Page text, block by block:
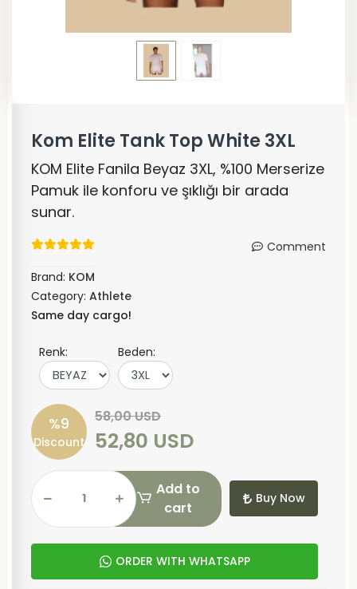
Kom Elite Tank Top White 3XL
KOM Elite Fanila Beyaz 3XL, %100 Merserize
Pamuk ile konforu ve şıklığı bir arada
sunar.
Comment
Brand: KOM
Category: Athlete
Same day cargo!
Renk: Beden:
%9
Discount
58,00 USD
52,80 USD
Add to
cart
Buy Now
ORDER WITH WHATSAPP